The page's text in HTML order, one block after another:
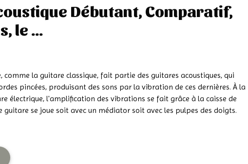
Débutant, Comparatif,
le ...
comme la guitare classique, fait partie des guitares acoustiques, qui
pincées, produisant des sons par la vibration de ces dernières. À la
électrique, l'amplification des vibrations se fait grâce à la caisse de
guitare se joue soit avec un médiator soit avec les pulpes des doigts.